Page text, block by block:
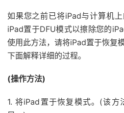
如果您之前已将iPad与计算机
iPad置于DFU模式以擦除您的
使用此方法，请将iPad置于恢复
下面解释详细的过程。
(操作方法)
1. 将iPad置于恢复模式。(该